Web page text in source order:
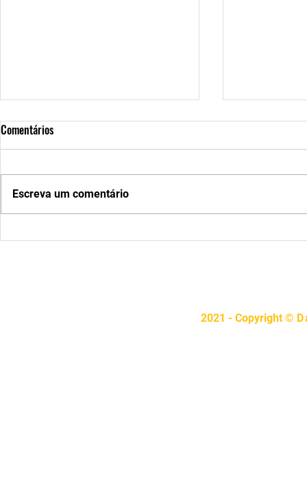
10 Fatos e curiosidades sobre a
Castelo de
Comentários
Escreva um comentário
2021 - Copyright ©